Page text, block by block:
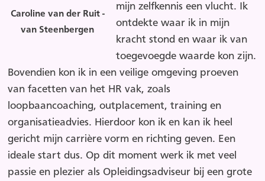
Caroline van der Ruit -
van Steenbergen
mijn zelfkennis een vlucht. Ik
ontdekte waar ik in mijn
kracht stond en waar ik van
toegevoegde waarde kon zijn.
Bovendien kon ik in een veilige omgeving proeven
van facetten van het HR vak, zoals
loopbaancoaching, outplacement, training en
organisatieadvies. Hierdoor kon ik en kan ik heel
gericht mijn carrière vorm en richting geven. Een
ideale start dus. Op dit moment werk ik met veel
passie en plezier als Opleidingsadviseur bij een grote